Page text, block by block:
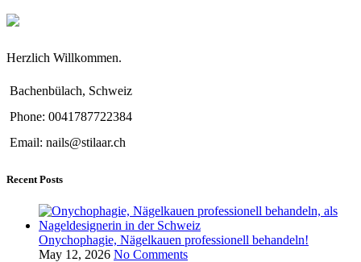
Herzlich Willkommen.
Bachenbülach, Schweiz
Phone: 0041787722384
Email: nails@stilaar.ch
Recent Posts
Onychophagie, Nägelkauen professionell behandeln!
May 12, 2026 No Comments